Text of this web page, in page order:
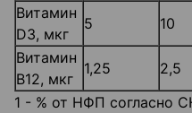
Витамин
D3, мкг
5 10
Витамин
В12, мкг
1,25 2,5
1 - % от НФП согласно